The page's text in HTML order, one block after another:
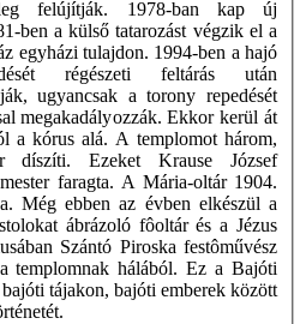
felújítják. 1978-ban kap új
ben a külső tatarozást végzik el a
egyházi tulajdon. 1994-ben a hajó
régészeti feltárás után
ugyancsak a torony repedését
megakadályozzák. Ekkor kerül át
a kórus alá. A templomot három,
díszíti. Ezeket Krause József
faragta. A Mária-oltár 1904.
Még ebben az évben elkészül a
ábrázoló fôoltár és a Jézus
Szántó Piroska festôművész
templomnak hálából. Ez a Bajóti
tájakon, bajóti emberek között